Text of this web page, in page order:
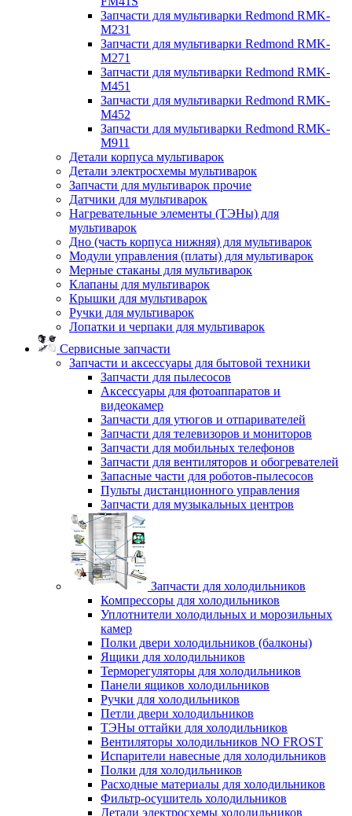
Запчасти для мультиварки Redmond RMK-
M231
Запчасти для мультиварки Redmond RMK-
M271
Запчасти для мультиварки Redmond RMK-
M451
Запчасти для мультиварки Redmond RMK-
M452
Запчасти для мультиварки Redmond RMK-
M911
Детали корпуса мультиварок
Детали электросхемы мультиварок
Запчасти для мультиварок прочие
Датчики для мультиварок
Нагревательные элементы (ТЭНы) для
мультиварок
Дно (часть корпуса нижняя) для мультиварок
Модули управления (платы) для мультиварок
Мерные стаканы для мультиварок
Клапаны для мультиварок
Крышки для мультиварок
Ручки для мультиварок
Лопатки и черпаки для мультиварок
Сервисные запчасти
Запчасти и аксессуары для бытовой техники
Запчасти для пылесосов
Аксессуары для фотоаппаратов и
видеокамер
Запчасти для утюгов и отпаривателей
Запчасти для телевизоров и мониторов
Запчасти для мобильных телефонов
Запчасти для вентиляторов и обогревателей
Запасные части для роботов-пылесосов
Пульты дистанционного управления
Запчасти для музыкальных центров
Запчасти для холодильников
Компрессоры для холодильников
Уплотнители холодильных и морозильных
камер
Полки двери холодильников (балконы)
Ящики для холодильников
Терморегуляторы для холодильников
Панели ящиков холодильников
Ручки для холодильников
Петли двери холодильников
ТЭНы оттайки для холодильников
Вентиляторы холодильников NO FROST
Испарители навесные для холодильников
Полки для холодильников
Расходные материалы для холодильников
Фильтр-осушитель холодильников
Детали электросхемы холодильников